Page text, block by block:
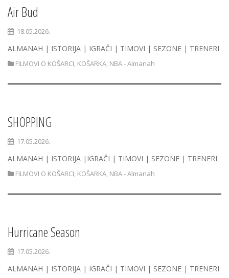
Air Bud
18.05.2026.
ALMANAH | ISTORIJA | IGRAČI | TIMOVI | SEZONE | TRENERI
FILMOVI O KOŠARCI, KOŠARKA, NBA - Almanah
SHOPPING
17.05.2026.
ALMANAH | ISTORIJA |IGRAČI | TIMOVI | SEZONE | TRENERI
FILMOVI O KOŠARCI, KOŠARKA, NBA - Almanah
Hurricane Season
17.05.2026.
ALMANAH | ISTORIJA | IGRAČI | TIMOVI | SEZONE | TRENERI